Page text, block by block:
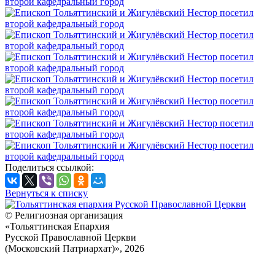
Поделиться ссылкой:
Вернуться к списку
© Религиозная организация
«Тольяттинская Епархия
Русской Православной Церкви
(Московский Патриархат)», 2026